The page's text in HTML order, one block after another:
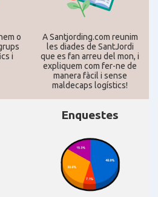
a Newcastle upon Tyne
a NOTTINGHAM
a OXFORD, UK, Anglaterra
Catalans a Portsmouth
Catalans a READING
Catalans a RUGBY
o
i
A Santjording.com reunim
les diades de SantJordi
que es fan arreu del mon, i
expliquem com fer-ne de
manera fàcil i sense
maldecaps logí­stics!
Enquestes